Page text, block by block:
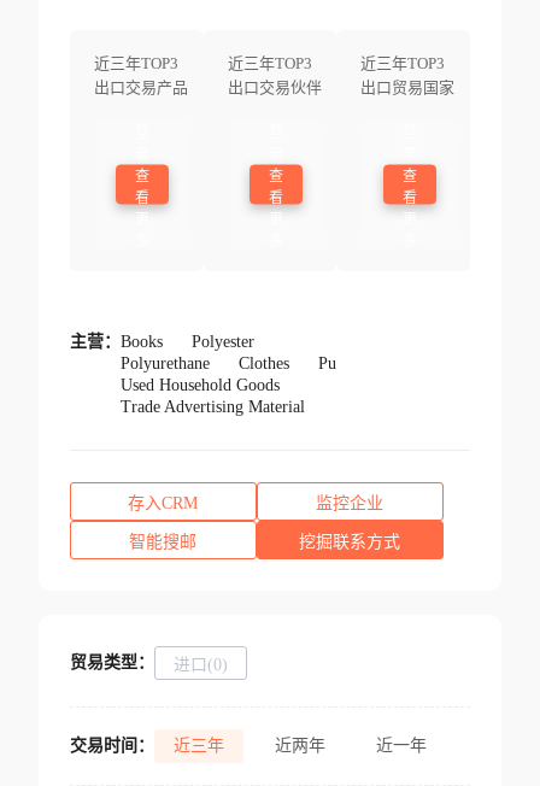
近三年TOP3
出口交易产品
查
看
近三年TOP3
出口交易伙伴
查
看
近三年TOP3
出口贸易国家
查
看
主营： Books
Polyester
Polyurethane
Clothes
Pu
Used Household Goods
Trade Advertising Material
存入CRM 监控企业
智能搜邮 挖掘联系方式
贸易类型： 进口(0)
交易时间： 近三年 近两年 近一年